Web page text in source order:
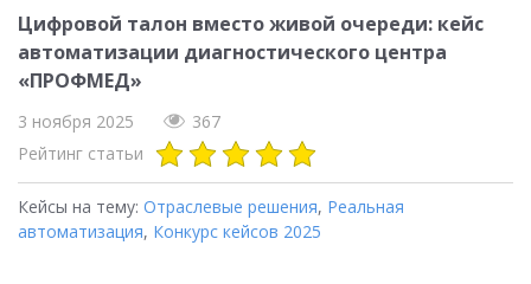
Цифровой талон вместо живой очереди: кейс
автоматизации диагностического центра
«ПРОФМЕД»
3 ноября 2025
367
Рейтинг статьи
Кейсы на тему: Отраслевые решения, Реальная
автоматизация, Конкурс кейсов 2025